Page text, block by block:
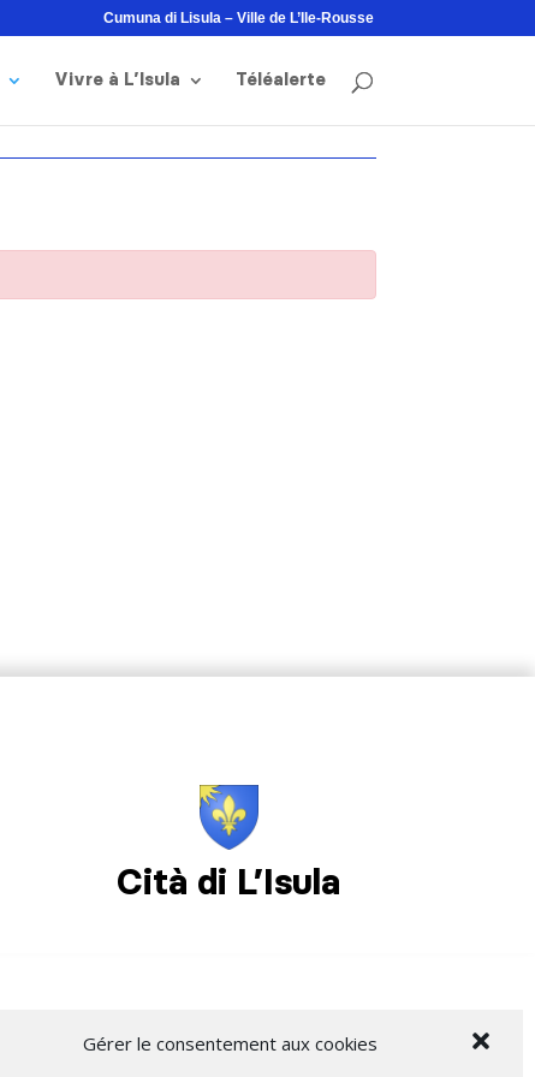
Gérer le consentement aux cookies
Cumuna di Lisula – Ville de L’Ile-Rousse
Vivre à L’Isula Téléalerte
Cità di L’Isula